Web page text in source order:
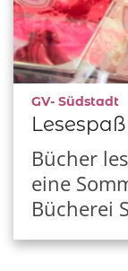
GV- Südstadt:
Bücher
eine
Bücherei